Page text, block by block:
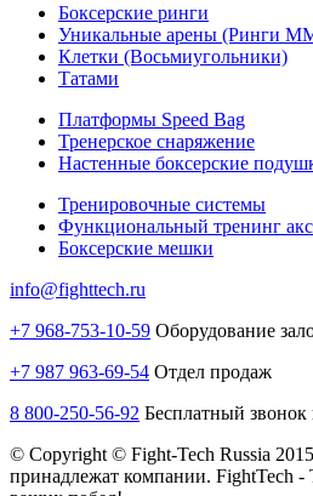
Боксерские ринги
Уникальные арены (Ринги
Клетки (Восьмиугольники)
Татами
Платформы Speed Bag
Тренерское снаряжение
Настенные боксерские
Тренировочные системы
Функциональный тренинг
Боксерские мешки
info@fighttech.ru
+7 968-753-10-59 Оборудование
+7 987 963-69-54 Отдел продаж
8 800-250-56-92 Бесплатный звонок
© Copyright © Fight-Tech Russia
принадлежат компании. FightTech -